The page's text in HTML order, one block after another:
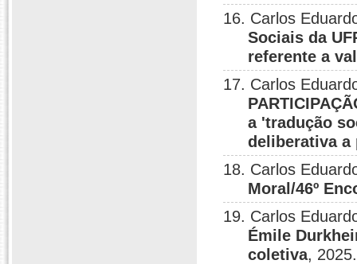
16. Carlos
Sociais da
referente a
17. Carlos
a 'tradução
deliberativa a
18. Carlos
Moral/46º
19. Carlos
Émile
coletiva, 2025.